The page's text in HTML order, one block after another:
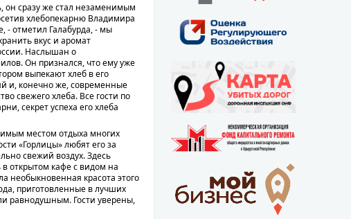
он сразу же стал незаменимым
хлебопекарню Владимира
- отметил Галабурда, - мы
вкус и аромат
Наслышан о
Он признался, что ему уже
выпекают хлеб в его
и, конечно же, современные
свежего хлеба. Все гости по
секрет успеха его хлеба
местом отдыха многих
«Горлицы» любят его за
свежий воздух. Здесь
открытом кафе с видом на
необыкновенная красота этого
приготовленные в лучших
равнодушным. Гости уверены,